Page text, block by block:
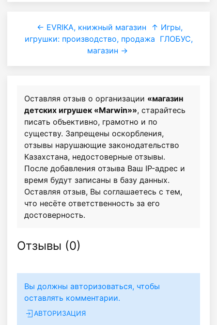
← EVRIKA, книжный магазин
↑ Игры,
игрушки: производство, продажа ГЛОБУС,
магазин →
Оставляя отзыв о организации «магазин
детских игрушек «Marwin»», старайтесь
писать объективно, грамотно и по
существу. Запрещены оскорбления,
отзывы нарушающие законодательство
Казахстана, недостоверные отзывы.
После добавления отзыва Ваш IP-адрес и
время будут записаны в базу данных.
Оставляя отзыв, Вы соглашаетесь с тем,
что несёте ответственность за его
достоверность.
Отзывы (0)
Вы должны авторизоваться, чтобы
оставлять комментарии.
АВТОРИЗАЦИЯ